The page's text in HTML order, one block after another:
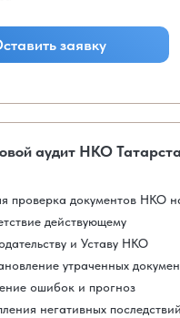
заявку
аудит НКО
проверка документов НКО
действующему
и Уставу НКО
утраченных
ошибок и прогноз
негативных